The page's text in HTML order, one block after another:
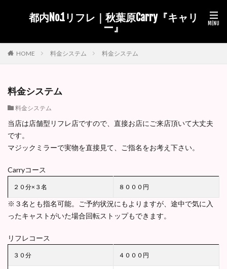
都内No.1リフレ｜秋葉原Carry『キャリ
ー』
HOME 料金システム 料金システム
料金システム
料金システム
当店は店舗型リフレ店ですので、直接お店にご来店頂いて大丈夫
です。
マジックミラーで実物を直接見て、ご指名をお考え下さい。
Carryコース
２０分×３名 ８０００円
※３名とも指名可能。ご予約状況にもよりますが、途中で気に入
ったキャストがいた場合回転ストップもできます。
リフレコース
３０分 ４０００円